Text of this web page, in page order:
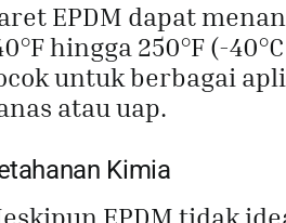
EPDM dapat
hingga 250°F (-
untuk berbagai
atau uap.
Kimia
EPDM tidak